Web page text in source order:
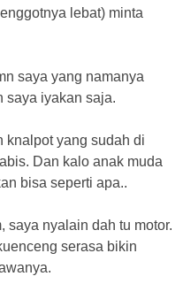
lebat) minta
saya yang namanya
saya iyakan saja.
knalpot yang sudah di
Dan kalo anak muda
bisa seperti apa..
saya nyalain dah tu motor.
serasa bikin